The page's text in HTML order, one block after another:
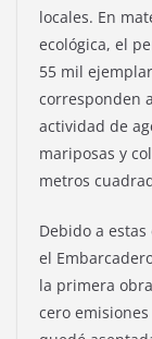
locales. En
ecológica, el
55 mil
corresponden
actividad de
mariposas y
metros
Debido a
el
la primera
cero